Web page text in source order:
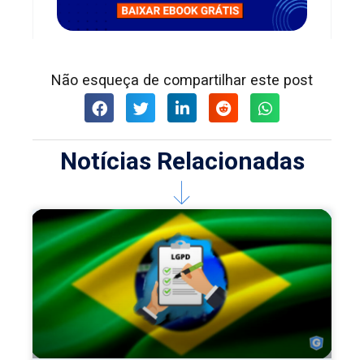
Não esqueça de compartilhar este post
Notícias Relacionadas